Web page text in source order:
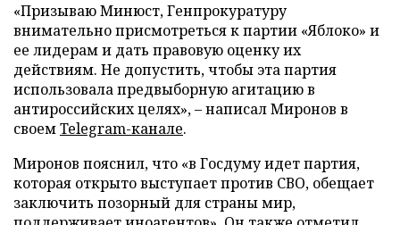
«Призываю Минюст, Генпрокуратуру
внимательно присмотреться к партии «Яблоко» и
ее лидерам и дать правовую оценку их
действиям. Не допустить, чтобы эта партия
использовала предвыборную агитацию в
антироссийских целях», – написал Миронов в
своемTelegram-канале.
Миронов пояснил, что «в Госдуму идет партия,
которая открыто выступает против СВО, обещает
заключить позорный для страны мир,